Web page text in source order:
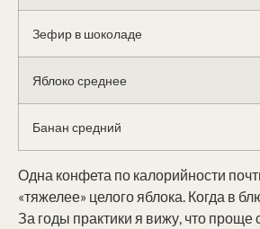
Зефир в шоколаде
Яблоко среднее
Банан средний
Одна конфета по калорийности
«тяжелее» целого яблока. Когда в
За годы практики я вижу, что проще